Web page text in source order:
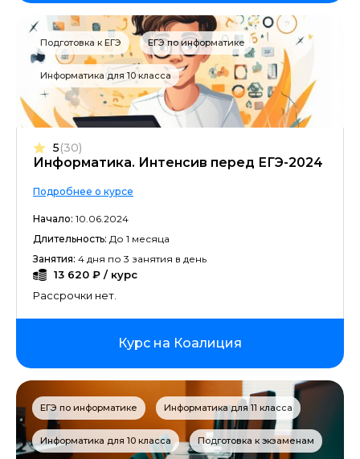
Подготовка к ЕГЭ ЕГЭ по информатике
Информатика для 10 класса
Информатика. Интенсив перед ЕГЭ-2024
5(30)
Подробнее о курсе
Начало: 10.06.2024
Длительность: До 1 месяца
Занятия: 4 дня по 3 занятия в день
13 620 ₽ / курс
Рассрочки нет.
Курс на Коалиция
ЕГЭ по информатике Информатика для 11 класса
Информатика для 10 класса Подготовка к экзаменам